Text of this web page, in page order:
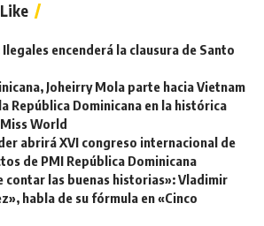
encenderá la clausura de Santo
Joheirry Mola parte hacia Vietnam
República Dominicana en la histórica
World
abrirá XVI congreso internacional de
de PMI República Dominicana
contar las buenas historias»: Vladimir
habla de su fórmula en «Cinco